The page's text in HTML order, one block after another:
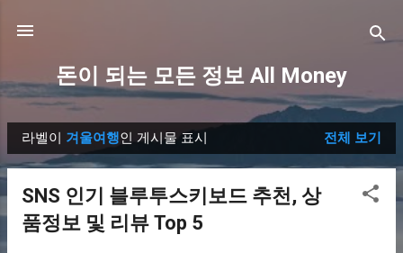
돈이 되는 모든 정보 All Money
글
라벨이 겨울여행인 게시물 표시 전체 보기
SNS 인기 블루투스키보드 추천, 상
품정보 및 리뷰 Top 5